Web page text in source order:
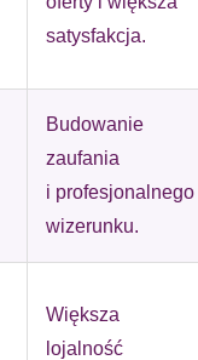
satysfakcja.
Budowanie
zaufania
i profesjonalnego
wizerunku.
Większa
lojalność